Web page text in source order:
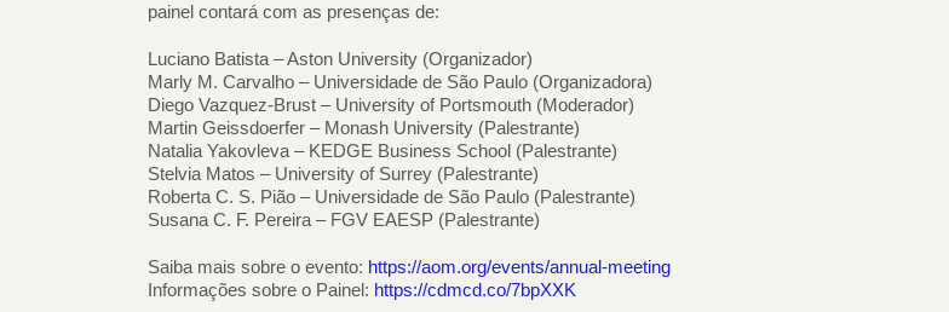
painel contará com as presenças de:
Luciano Batista – Aston University (Organizador)
Marly M. Carvalho – Universidade de São Paulo (Organizadora)
Diego Vazquez-Brust – University of Portsmouth (Moderador)
Martin Geissdoerfer – Monash University (Palestrante)
Natalia Yakovleva – KEDGE Business School (Palestrante)
Stelvia Matos – University of Surrey (Palestrante)
Roberta C. S. Pião – Universidade de São Paulo (Palestrante)
Susana C. F. Pereira – FGV EAESP (Palestrante)
Saiba mais sobre o evento: https://aom.org/events/annual-meeting
Informações sobre o Painel: https://cdmcd.co/7bpXXK